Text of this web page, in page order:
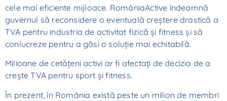
cele mai eficiente mijloace. RomâniaActive îndeamnă
guvernul să reconsidere o eventuală creştere drastică a
TVA pentru industria de activitat fizică şi fitness şi să
conlucreze pentru a găsi o soluţie mai echitabilă.
Milioane de cetăţeni activi ar fi afectaţi de decizia de a
creşte TVA pentru sport şi fitness.
În prezent, în România există peste un milion de membri